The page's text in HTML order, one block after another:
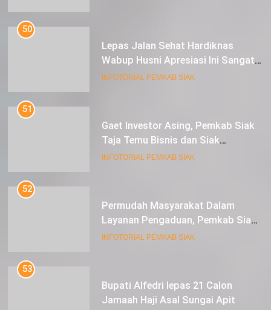
50
Lepas Jalan Sehat Hardiknas
Wabup Husni Apresiasi Ini Sangat
Luar Biasa
INFOTORIAL PEMKAB SIAK
51
Gaet Investor Asing, Pemkab Siak
Taja Temu Bisnis dan Siak
Expoversary 2024
INFOTORIAL PEMKAB SIAK
52
Permudah Masyarakat Dalam
Layanan Pengaduan, Pemkab Siak
Luncurkan Aplikasi SIP PUAN
INFOTORIAL PEMKAB SIAK
53
Bupati Alfedri lepas 21 Calon
Jamaah Haji Asal Sungai Apit